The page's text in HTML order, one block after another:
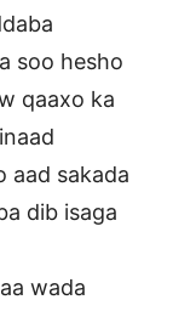
soo hesho
qaaxo ka
aad sakada
dib isaga
wada